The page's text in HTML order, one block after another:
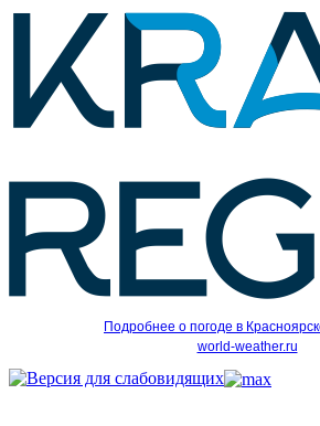
Подробнее о погоде в
world-weather.ru